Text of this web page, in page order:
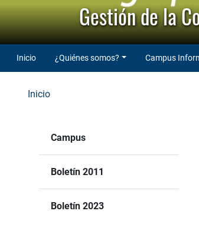
Gestión de la
Inicio ¿Quiénes somos? Campus
Inicio
Campus
Boletín 2011
Boletín 2023